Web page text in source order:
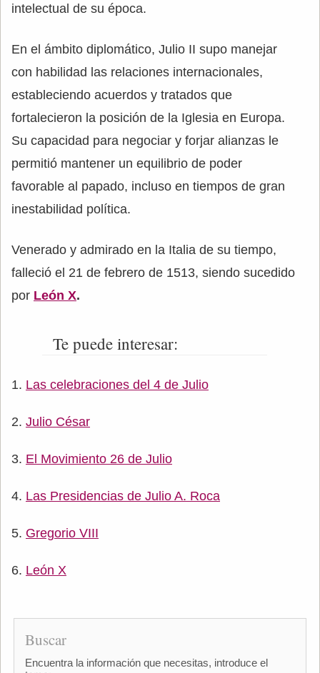
intelectual de su época.
En el ámbito diplomático, Julio II supo manejar
con habilidad las relaciones internacionales,
estableciendo acuerdos y tratados que
fortalecieron la posición de la Iglesia en Europa.
Su capacidad para negociar y forjar alianzas le
permitió mantener un equilibrio de poder
favorable al papado, incluso en tiempos de gran
inestabilidad política.
Venerado y admirado en la Italia de su tiempo,
falleció el 21 de febrero de 1513, siendo sucedido
por León X.
Te puede interesar:
Las celebraciones del 4 de Julio
Julio César
El Movimiento 26 de Julio
Las Presidencias de Julio A. Roca
Gregorio VIII
León X
Buscar
Encuentra la información que necesitas, introduce el